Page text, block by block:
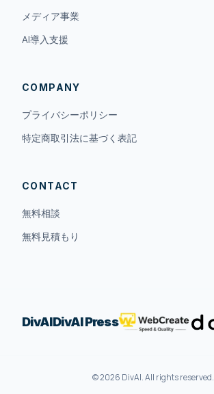
メディア事業
AI導入支援
COMPANY
プライバシーポリシー
特定商取引法に基づく表記
CONTACT
無料相談
無料見積もり
DivAIDivAI Press
© 2026 DivAI. All rights reserved.